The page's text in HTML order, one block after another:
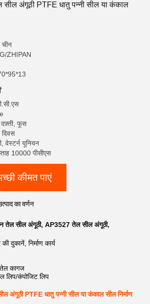
अंगूठी PTFE धातु पन्नी सील या कंकाल
चीन
ZHIPAN
दफ़्ती, फूस
वेस्टर्न यूनियन
10000 पीसीएस
कीमत पाएं
का वर्णन
तेल सील अंगूठी, AP3527 तेल सील अंगूठी,
दुकानें, निर्माण कार्य
कागज
लिप/कंपोजिट लिप
PTFE धातु पन्नी सील या कंकाल सील निर्माण